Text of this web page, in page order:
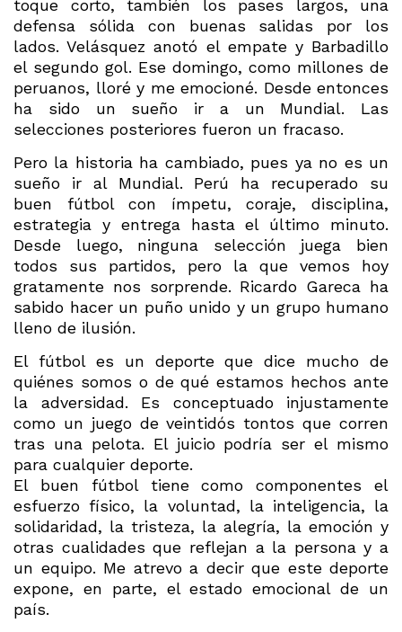
toque corto, también los pases largos, una
defensa sólida con buenas salidas por los
lados. Velásquez anotó el empate y Barbadillo
el segundo gol. Ese domingo, como millones de
peruanos, lloré y me emocioné. Desde entonces
ha sido un sueño ir a un Mundial. Las
selecciones posteriores fueron un fracaso.
Pero la historia ha cambiado, pues ya no es un
sueño ir al Mundial. Perú ha recuperado su
buen fútbol con ímpetu, coraje, disciplina,
estrategia y entrega hasta el último minuto.
Desde luego, ninguna selección juega bien
todos sus partidos, pero la que vemos hoy
gratamente nos sorprende. Ricardo Gareca ha
sabido hacer un puño unido y un grupo humano
lleno de ilusión.
El fútbol es un deporte que dice mucho de
quiénes somos o de qué estamos hechos ante
la adversidad. Es conceptuado injustamente
como un juego de veintidós tontos que corren
tras una pelota. El juicio podría ser el mismo
para cualquier deporte.
El buen fútbol tiene como componentes el
esfuerzo físico, la voluntad, la inteligencia, la
solidaridad, la tristeza, la alegría, la emoción y
otras cualidades que reflejan a la persona y a
un equipo. Me atrevo a decir que este deporte
expone, en parte, el estado emocional de un
país.